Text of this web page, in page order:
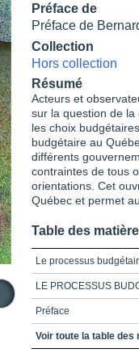
Préface de
Préface de
Collection
Hors collection
Résumé
Acteurs et
sur la question de
les choix
budgétaire au
différents
contraintes de tous
orientations. Cet
Québec et permet
Table des
Le processus
LE PROCESSUS
Préface
Table des matières
Voir toute la table des